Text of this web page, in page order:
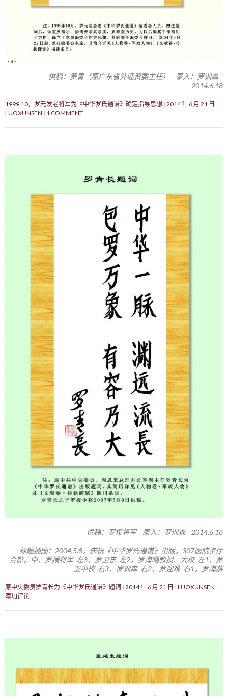
供稿：罗青（原广东省外经贸委主任） 录入：罗训森
2014.6.18
1999.10，罗元发老将军为《中华罗氏通谱》确定指导思想 2014 年 6 月 21 日
LUOXUNSEN
1 COMMENT
供稿：罗援将军 录入：罗训森 2014.6.18
标题插图：2004.5.8，庆祝《中华罗氏通谱》出版，307医院歺厅
合影。中，罗援将军 左3，罗卫东 左2，罗海曦教授、大校 左1，罗
卫中校 右3，罗训森 右2，罗迎难 右1，罗海燕
原中央委员罗青长为《中华罗氏通谱》题词 2014 年 6 月 21 日
LUOXUNSEN
添加评论